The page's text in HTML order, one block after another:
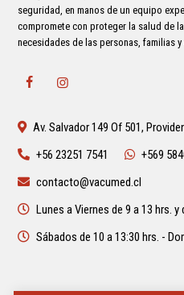
seguridad, en manos de un equipo
compromete con proteger la salud de
necesidades de las personas, familias y
Av. Salvador 149 Of 501,
+56 23251 7541
+569
contacto@vacumed.cl
Lunes a Viernes de 9 a 13 hrs. y
Sábados de 10 a 13:30 hrs. -